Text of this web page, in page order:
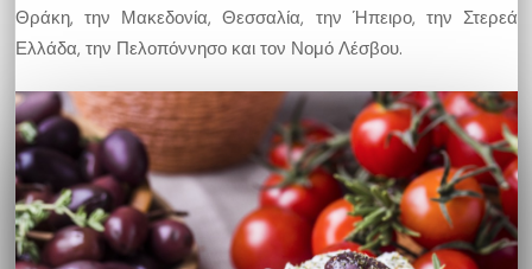
Θράκη, την Μακεδονία, Θεσσαλία, την Ήπειρο, την Στερεά
Ελλάδα, την Πελοπόννησο και τον Νομό Λέσβου.